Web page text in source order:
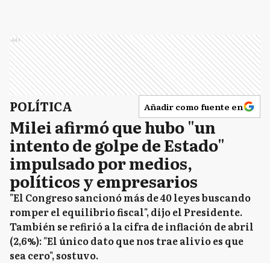
Ads
POLÍTICA Añadir como fuente en
Milei afirmó que hubo "un
intento de golpe de Estado"
impulsado por medios,
políticos y empresarios
"El Congreso sancionó más de 40 leyes buscando
romper el equilibrio fiscal", dijo el Presidente.
También se refirió a la cifra de inflación de abril
(2,6%): "El único dato que nos trae alivio es que
sea cero", sostuvo.